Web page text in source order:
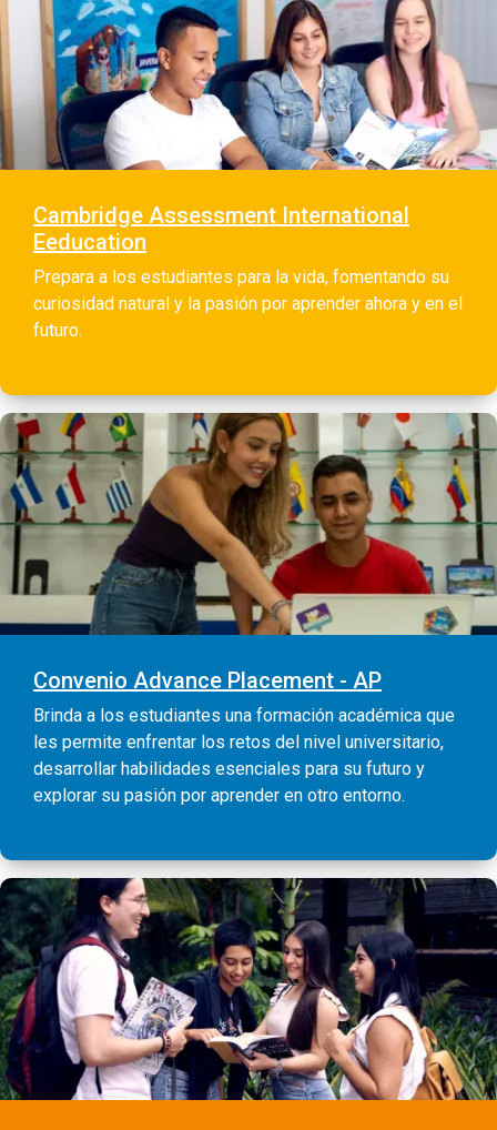
Cambridge Assessment International
Eeducation
Prepara a los estudiantes para la vida, fomentando su
curiosidad natural y la pasión por aprender ahora y en el
futuro.
Convenio Advance Placement - AP
Brinda a los estudiantes una formación académica que
les permite enfrentar los retos del nivel universitario,
desarrollar habilidades esenciales para su futuro y
explorar su pasión por aprender en otro entorno.